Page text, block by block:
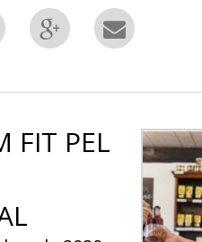
FIT PEL